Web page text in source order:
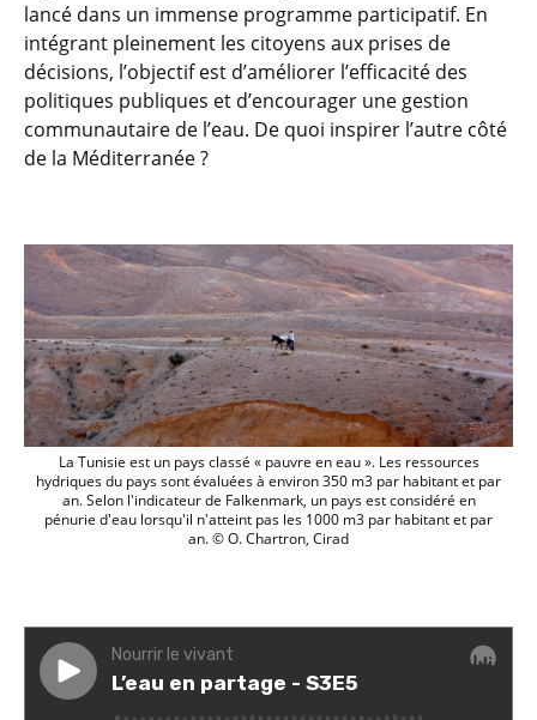
lancé dans un immense programme participatif. En
intégrant pleinement les citoyens aux prises de
décisions, l’objectif est d’améliorer l’efficacité des
politiques publiques et d’encourager une gestion
communautaire de l’eau. De quoi inspirer l’autre côté
de la Méditerranée ?
La Tunisie est un pays classé « pauvre
La Tunisie est un pays classé « pauvre en eau ». Les ressources
hydriques du pays sont évaluées à environ 350 m3 par habitant et par
an. Selon l'indicateur de Falkenmark, un pays est considéré en
pénurie d'eau lorsqu'il n'atteint pas les 1000 m3 par habitant et par
an. © O. Chartron, Cirad